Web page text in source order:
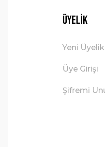
Üyelik
Yeni Üyelik
Üye Girişi
Şifremi